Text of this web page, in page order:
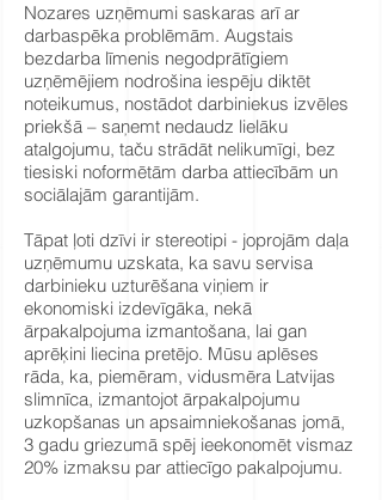
Nozares uzņēmumi saskaras arī ar
darbaspēka problēmām. Augstais
bezdarba līmenis negodprātīgiem
uzņēmējiem nodrošina iespēju diktēt
noteikumus, nostādot darbiniekus izvēles
priekšā – saņemt nedaudz lielāku
atalgojumu, taču strādāt nelikumīgi, bez
tiesiski noformētām darba attiecībām un
sociālajām garantijām.
Tāpat ļoti dzīvi ir stereotipi - joprojām daļa
uzņēmumu uzskata, ka savu servisa
darbinieku uzturēšana viņiem ir
ekonomiski izdevīgāka, nekā
ārpakalpojuma izmantošana, lai gan
aprēķini liecina pretējo. Mūsu aplēses
rāda, ka, piemēram, vidusmēra Latvijas
slimnīca, izmantojot ārpakalpojumu
uzkopšanas un apsaimniekošanas jomā,
3 gadu griezumā spēj ieekonomēt vismaz
20% izmaksu par attiecīgo pakalpojumu.